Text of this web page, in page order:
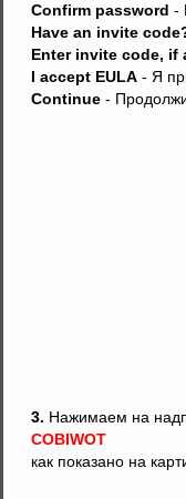
Confirm password -
Have an invite
Enter invite code, if
I accept EULA - Я
Continue -
3. Нажимаем на
COBIWOT
как показано на